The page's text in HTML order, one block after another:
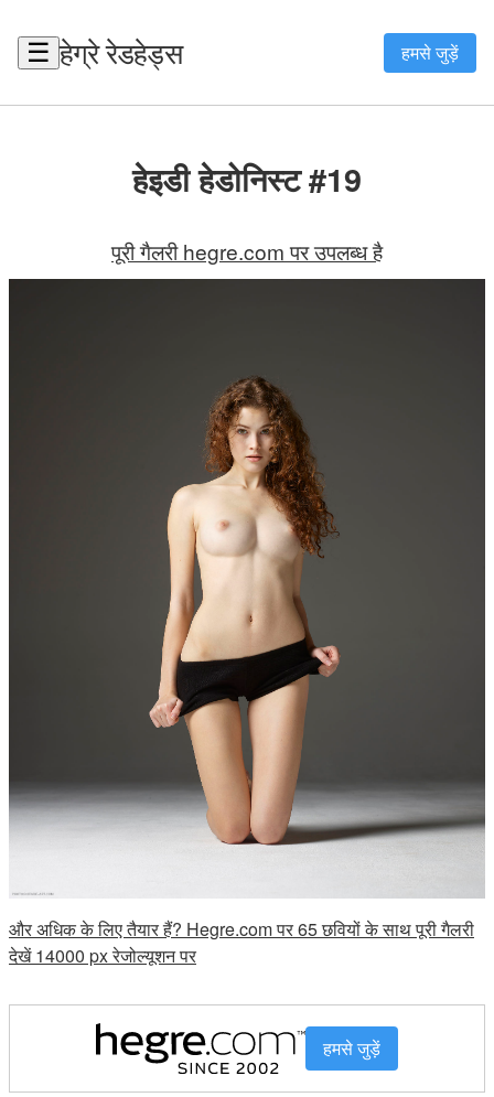
☰ हेग्रे रेडहेड्स हमसे जुड़ें
हेइडी हेडोनिस्ट #19
पूरी गैलरी hegre.com पर उपलब्ध है
और अधिक के लिए तैयार हैं? Hegre.com पर 65 छवियों के साथ पूरी गैलरी
देखें 14000 px रेजोल्यूशन पर
हमसे जुड़ें